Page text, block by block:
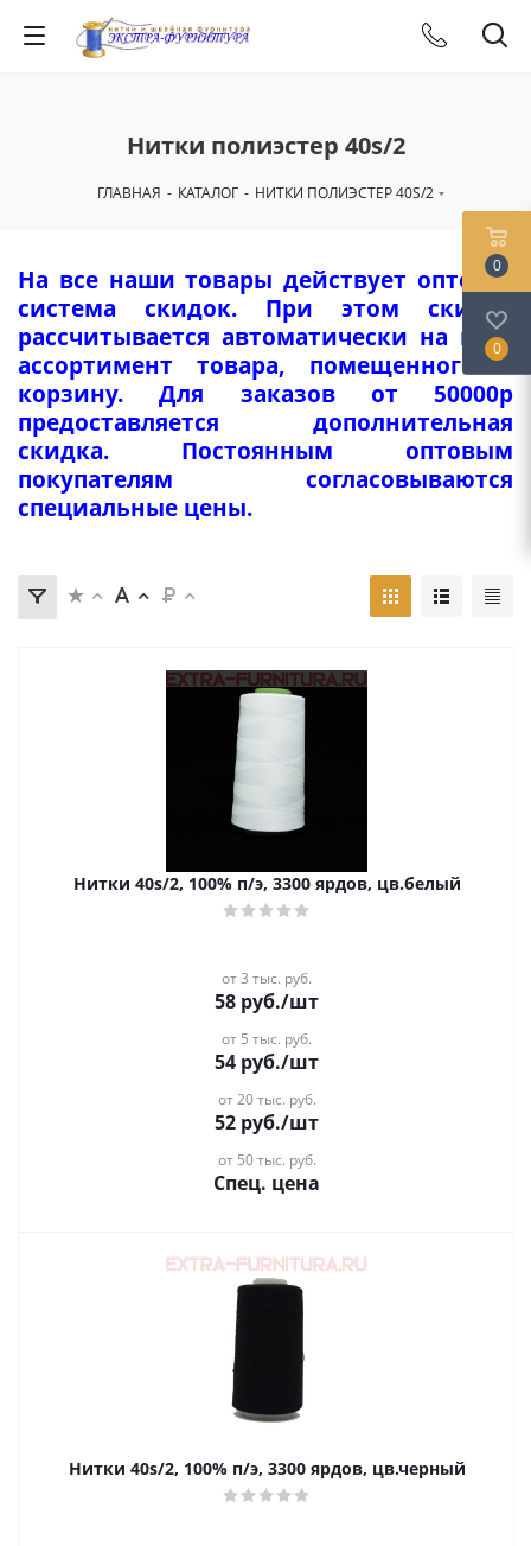
Нитки полиэстер 40s/2
ГЛАВНАЯ - КАТАЛОГ - НИТКИ ПОЛИЭСТЕР 40S/2
На все наши товары действует оптовая
система скидок. При этом скидка
рассчитывается автоматически на весь
ассортимент товара, помещенного в
корзину. Для заказов от 50000р
предоставляется дополнительная
скидка. Постоянным оптовым
покупателям согласовываются
специальные цены.
Нитки 40s/2, 100% п/э, 3300 ярдов, цв.белый
от 3 тыс. руб.
58 руб./шт
от 5 тыс. руб.
54 руб./шт
от 20 тыс. руб.
52 руб./шт
от 50 тыс. руб.
Спец. цена
Нитки 40s/2, 100% п/э, 3300 ярдов, цв.черный
0
0